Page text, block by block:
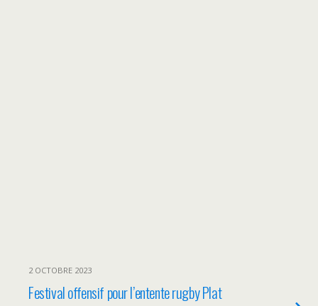
2 OCTOBRE 2023
Festival offensif pour l’entente rugby Plat